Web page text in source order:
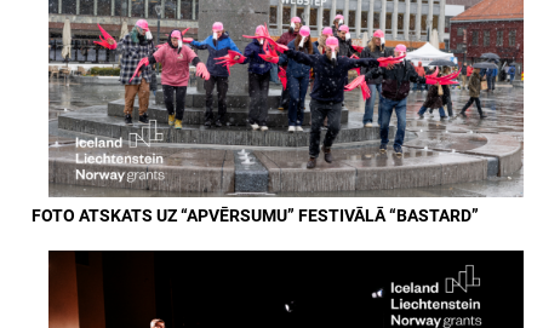
FOTO ATSKATS UZ “APVĒRSUMU” FESTIVĀLĀ “BASTARD”